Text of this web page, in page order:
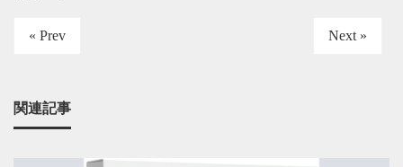
« Prev Next »
関連記事